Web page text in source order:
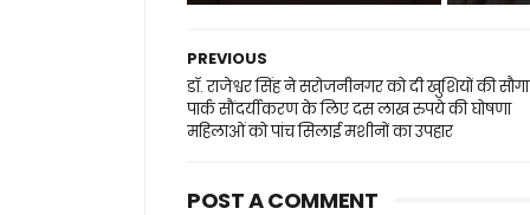
PREVIOUS
डॉ. राजेश्वर सिंह ने सरोजनीनगर को दी खुशियों की
पार्क सौंदर्यीकरण के लिए दस लाख रुपये की घोषणा
महिलाओं को पांच सिलाई मशीनों का उपहार
POST A COMMENT